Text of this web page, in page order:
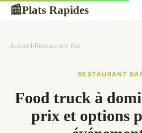
📰Plats Rapides
Accueil›Restaurant Bar
RESTAURANT
Food truck à
prix et options